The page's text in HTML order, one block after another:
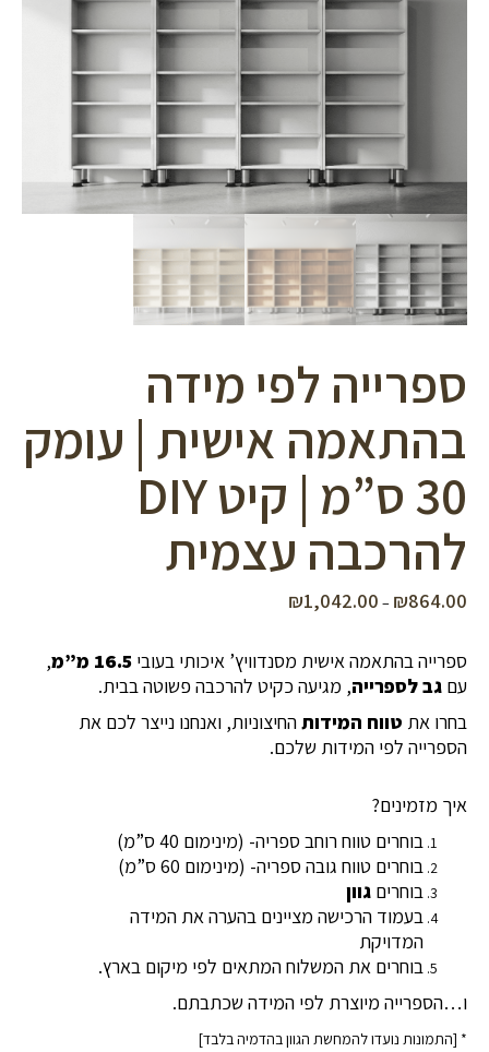
סמן קישורים
את
כל
האפשרויות
ספרייה לפי מידה
בהתאמה אישית | עומק
30 ס”מ | קיט DIY
להרכבה עצמית
₪864.00
–
₪1,042.00
עד
ספרייה בהתאמה אישית מסנדוויץ’ איכותי בעובי 16.5 מ”מ
,
עם גב לספרייה, מגיעה כקיט להרכבה פשוטה בבית.
בחרו את טווח המידותהחיצוניות, ואנחנו נייצר לכם את
הספרייה לפי המידות שלכם.
איך מזמינים?
בוחרים טווח רוחב ספריה- (מינימום 40 ס”מ)
בוחרים טווח גובה ספריה- (מינימום 60 ס”מ)
בוחרים גוון
בעמוד הרכישה מציינים בהערה את המידה
המדויקת
בוחרים את המשלוח המתאים לפי מיקום בארץ.
ו…הספרייה מיוצרת לפי המידה שכתבתם.
* [התמונות נועדו להמחשת הגוון בהדמיה בלבד]